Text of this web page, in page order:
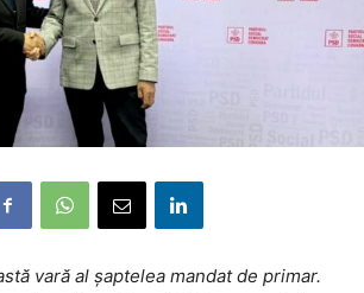
vară al șaptelea mandat de primar.